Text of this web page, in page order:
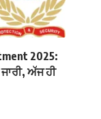
2025:
ਅੱਜ ਹੀ